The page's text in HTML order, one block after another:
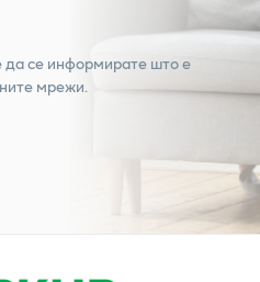
да се информирате што е
мрежи.